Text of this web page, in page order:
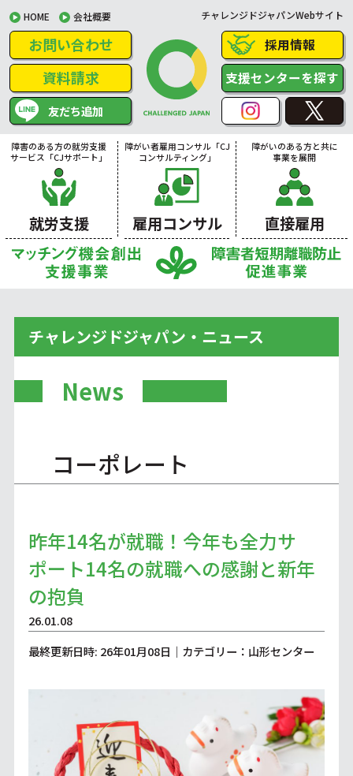
HOME 会社概要 チャレンジドジャパンWebサイト
お問い合わせ
資料請求
友だち追加
採用情報
支援センターを探す
障害のある方の就労支援
サービス「CJサポート」
就労支援
障がい者雇用コンサル「CJ
コンサルティング」
雇用コンサル
障がいのある方と共に
事業を展開
直接雇用
チャレンジドジャパン・ニュース
News
コーポレート
昨年14名が就職！今年も全力サ
ポート14名の就職への感謝と新年
の抱負
26.01.08
最終更新日時: 26年01月08日｜カテゴリー：山形センター